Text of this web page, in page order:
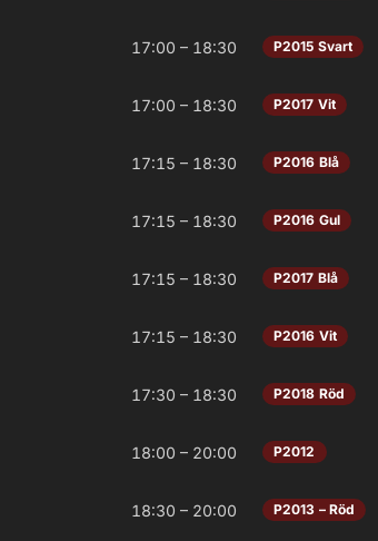
17:00 – 18:30 P2015 Svart
17:00 – 18:30 P2017 Vit
17:15 – 18:30 P2016 Blå
17:15 – 18:30 P2016 Gul
17:15 – 18:30 P2017 Blå
17:15 – 18:30 P2016 Vit
17:30 – 18:30 P2018 Röd
18:00 – 20:00 P2012
18:30 – 20:00 P2013 – Röd